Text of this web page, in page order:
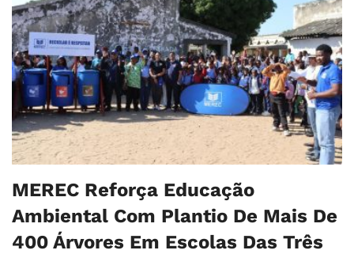
MEREC Reforça Educação
Ambiental Com Plantio De Mais De
400 Árvores Em Escolas Das Três